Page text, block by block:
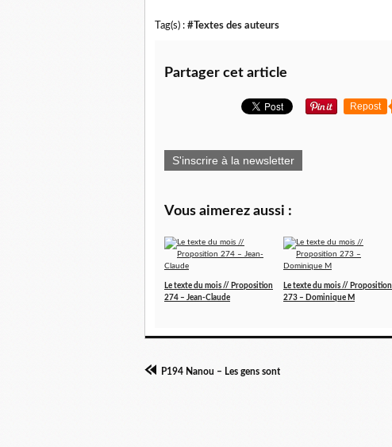
Tag(s) : #Textes des auteurs
Partager cet article
Repost
S'inscrire à la newsletter
Vous aimerez aussi :
Le texte du mois // Proposition
274 – Jean-Claude
Le texte du mois // Proposition
273 – Dominique M
P194 Nanou – Les gens sont